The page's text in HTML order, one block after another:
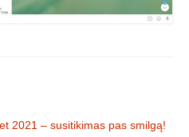
FPV susitikimas –
2021 – susitikimas pas smilgą!